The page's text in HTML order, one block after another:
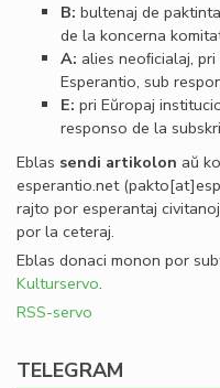
B: bultenaj de
de la koncerna
A: alies neoﬁcialaj,
Esperantio, sub
E: pri Eŭropaj
responso de la
Eblas sendi artikolon aŭ
esperantio.net
rajto por esperantaj
por la ceteraj.
Eblas donaci monon por
Kulturservo.
RSS-servo
TELEGRAM